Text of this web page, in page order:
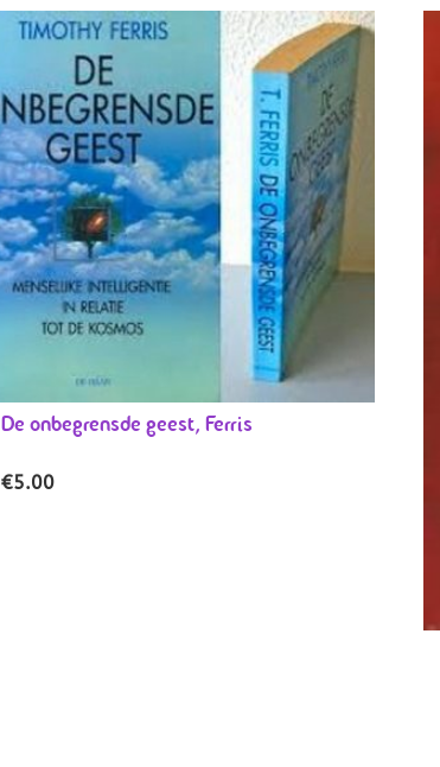
De onbegrensde geest, Ferris
€5.00